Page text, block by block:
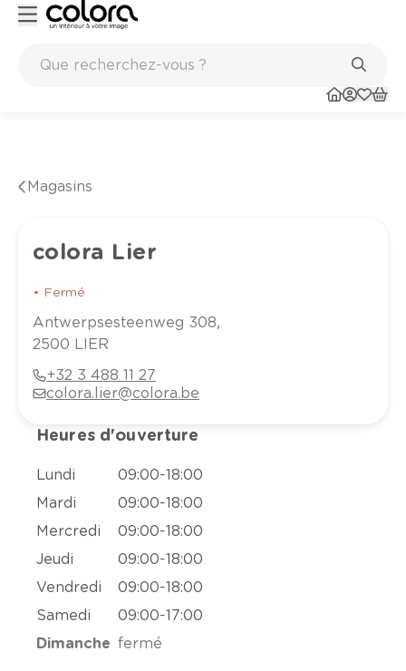
Magasins
colora Lier
• Fermé
Antwerpsesteenweg 308,
2500 LIER
+32 3 488 11 27
colora.lier@colora.be
Heures d'ouverture
Lundi 09:00-18:00
Mardi
09:00-18:00
Mercredi
09:00-18:00
Jeudi
09:00-18:00
Vendredi
09:00-18:00
Samedi
09:00-17:00
Dimanche fermé